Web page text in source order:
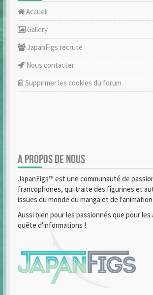
Accueil
Gallery
JapanFigs recrute
Nous contacter
Supprimer les cookies du forum
A PROPOS DE NOUS
JapanFigs™ est une communauté de
francophones, qui traite des figurines et
issues du monde du manga et de
Aussi bien pour les passionnés que pour les
quête d'informations !